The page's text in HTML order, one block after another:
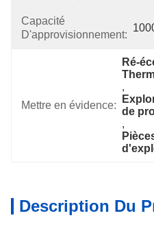
Capacité
D'approvisionnement:
Mettre en évidence:
Ré-
,
de
,
Description Du